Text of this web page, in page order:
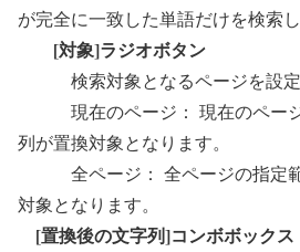
が完全に一致した単語だけを検索し
[対象]ラジオボタン
検索対象となるページを設定
現在のページ： 現在のページ
列が置換対象となります。
全ページ： 全ページの指定範
対象となります。
[置換後の文字列]コンボボックス